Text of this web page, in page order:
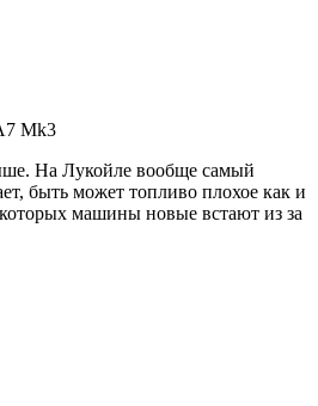
Mk3
На Лукойле вообще самый
быть может топливо плохое как и
машины новые встают из за